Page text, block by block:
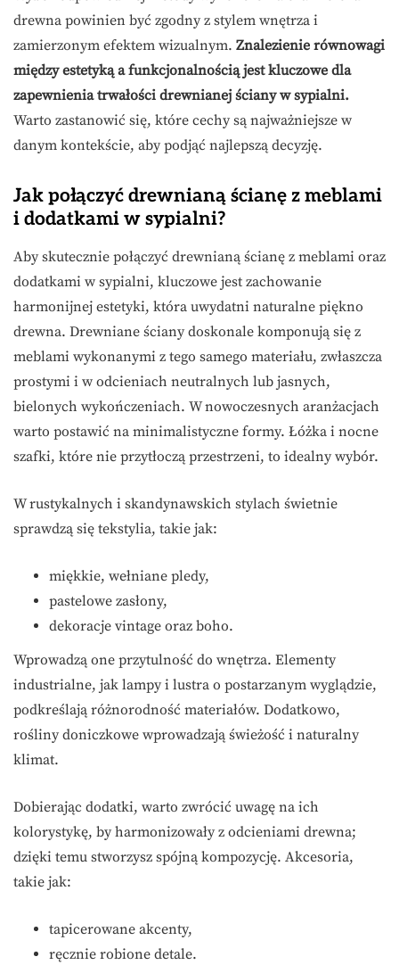
drewna powinien być zgodny z stylem wnętrza i
zamierzonym efektem wizualnym. Znalezienie równowagi
między estetyką a funkcjonalnością jest kluczowe dla
zapewnienia trwałości drewnianej ściany w sypialni.
Warto zastanowić się, które cechy są najważniejsze w
danym kontekście, aby podjąć najlepszą decyzję.
Jak połączyć drewnianą ścianę z meblami
i dodatkami w sypialni?
Aby skutecznie połączyć drewnianą ścianę z meblami oraz
dodatkami w sypialni, kluczowe jest zachowanie
harmonijnej estetyki, która uwydatni naturalne piękno
drewna. Drewniane ściany doskonale komponują się z
meblami wykonanymi z tego samego materiału, zwłaszcza
prostymi i w odcieniach neutralnych lub jasnych,
bielonych wykończeniach. W nowoczesnych aranżacjach
warto postawić na minimalistyczne formy. Łóżka i nocne
szafki, które nie przytłoczą przestrzeni, to idealny wybór.
W rustykalnych i skandynawskich stylach świetnie
sprawdzą się tekstylia, takie jak:
miękkie, wełniane pledy,
pastelowe zasłony,
dekoracje vintage oraz boho.
Wprowadzą one przytulność do wnętrza. Elementy
industrialne, jak lampy i lustra o postarzanym wyglądzie,
podkreślają różnorodność materiałów. Dodatkowo,
rośliny doniczkowe wprowadzają świeżość i naturalny
klimat.
Dobierając dodatki, warto zwrócić uwagę na ich
kolorystykę, by harmonizowały z odcieniami drewna;
dzięki temu stworzysz spójną kompozycję. Akcesoria,
takie jak:
tapicerowane akcenty,
ręcznie robione detale.